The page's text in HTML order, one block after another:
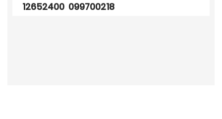
12652400 099700218